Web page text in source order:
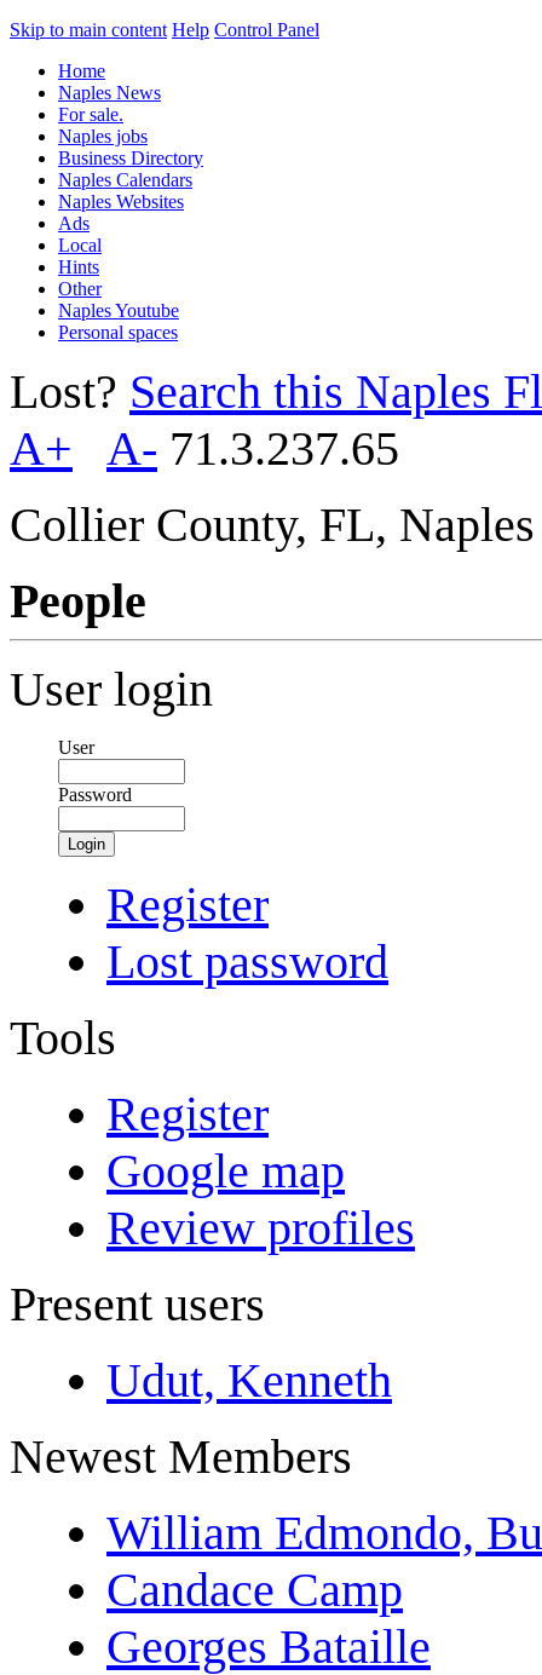
Skip to main content Help Control Panel
Home
Naples News
For sale.
Naples jobs
Business Directory
Naples Calendars
Naples Websites
Ads
Local
Hints
Other
Naples Youtube
Personal spaces
Lost? Search this Naples
A+
A- 71.3.237.65
Collier County, FL,
People
User login
User
Password
Login
Register
Lost password
Tools
Register
Google map
Review profiles
Present users
Udut, Kenneth
Newest Members
William Edmondo,
Candace Camp
Georges Bataille